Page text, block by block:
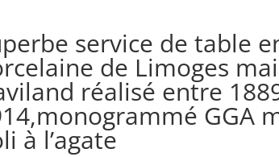
service de table
de Limoges
réalisé entre
GGA
à l’agate